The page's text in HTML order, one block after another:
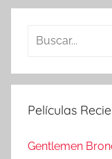
s
a
:
Películas
Gentlemen